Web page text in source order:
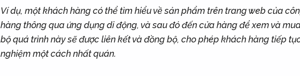
Ví dụ, một khách hàng có thể tìm hiểu về sản phẩm trên trang web của
hàng thông qua ứng dụng di động, và sau đó đến cửa hàng để xem và
bộ quá trình này sẽ được liên kết và đồng bộ, cho phép khách hàng tiếp
nghiệm một cách nhất quán.